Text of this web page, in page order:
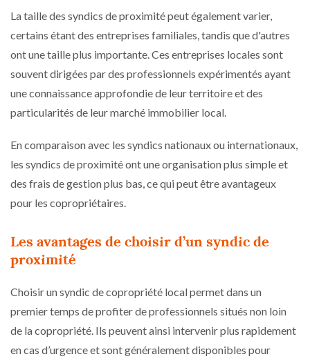
La taille des syndics de proximité peut également varier,
certains étant des entreprises familiales, tandis que d'autres
ont une taille plus importante. Ces entreprises locales sont
souvent dirigées par des professionnels expérimentés ayant
une connaissance approfondie de leur territoire et des
particularités de leur marché immobilier local.
En comparaison avec les syndics nationaux ou internationaux,
les syndics de proximité ont une organisation plus simple et
des frais de gestion plus bas, ce qui peut être avantageux
pour les copropriétaires.
Les avantages de choisir d’un syndic de
proximité
Choisir un syndic de copropriété local permet dans un
premier temps de profiter de professionnels situés non loin
de la copropriété. Ils peuvent ainsi intervenir plus rapidement
en cas d’urgence et sont généralement disponibles pour